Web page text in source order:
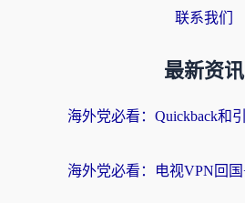
联系我们
最新资讯